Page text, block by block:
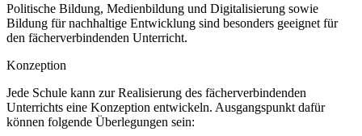
Politische Bildung, Medienbildung und Digitalisierung sowie
Bildung für nachhaltige Entwicklung sind besonders geeignet für
den fächerverbindenden Unterricht.
Konzeption
Jede Schule kann zur Realisierung des fächerverbindenden
Unterrichts eine Konzeption entwickeln. Ausgangspunkt dafür
können folgende Überlegungen sein: